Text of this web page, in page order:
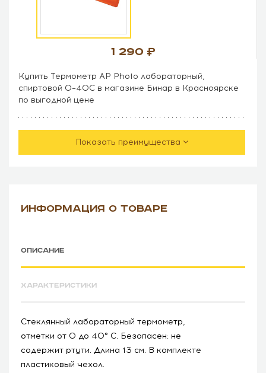
1 290
Купить Термометр AP Photo лабораторный,
спиртовой 0–40C в магазине Бинар в Красноярске
по выгодной цене
Показать преимущества
ИНФОРМАЦИЯ О ТОВАРЕ
ОПИСАНИЕ
ХАРАКТЕРИСТИКИ
Стеклянный лабораторный термометр,
отметки от 0 до 40° С. Безопасен: не
содержит ртути. Длина 13 см. В комплекте
пластиковый чехол.